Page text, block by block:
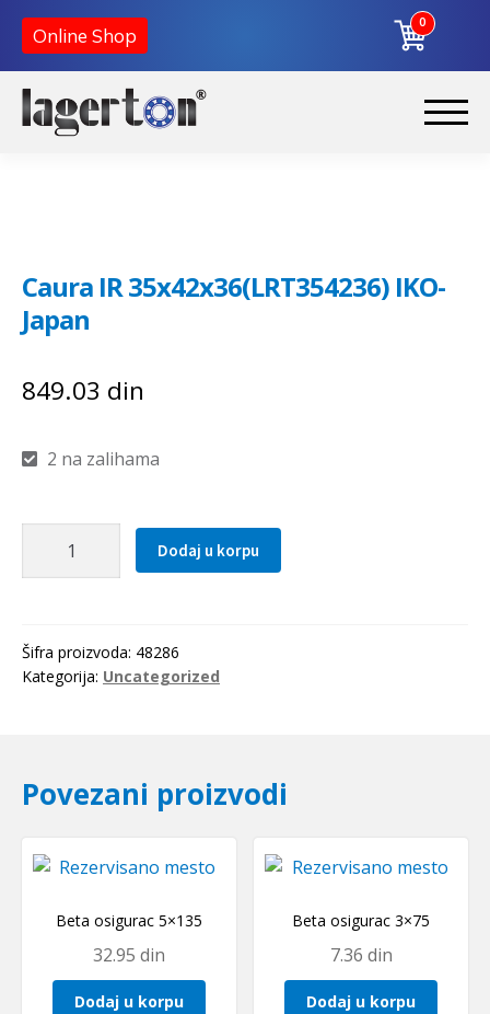
Online Shop
0
Kontakt
Caura IR 35x42x36(LRT354236) IKO-
Japan
849.03 din
2 na zalihama
Japan
količina
Dodaj u korpu
Šifra proizvoda: 48286
Kategorija: Uncategorized
Povezani proizvodi
Beta osigurac 5×135
32.95 din
Dodaj u korpu
Beta osigurac 3×75
7.36 din
Dodaj u korpu